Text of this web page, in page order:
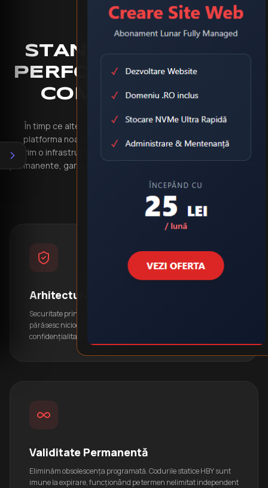
STANDARDULHBY:
PERFORMANȚĂ FĂRĂ
COMPROMISURI
În timp ce alte soluții impun limitări sau costuri ascunse,
platforma noastră democratizează tehnologia premium.
Oferim o infrastructură robustă pentru generarea de coduri QR
permanente, garantând integritatea datelor și o experiență de
utilizare superioară.
Arhitectură Client-Side
Securitate prin design. Parolele Wi-Fi sau datele de contact nu
părăsesc niciodată browserul tău, fiind procesate local pentru o
confidențialitate absolută.
Validitate Permanentă
Eliminăm obsolescența programată. Codurile statice HBY sunt
imune la expirare, funcționând pe termen nelimitat independent